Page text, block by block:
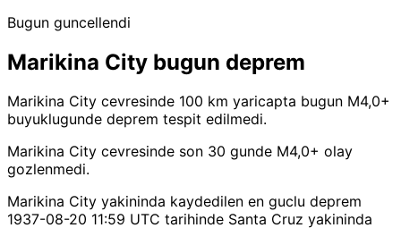
Bugun guncellendi
Marikina City bugun deprem
Marikina City cevresinde 100 km yaricapta bugun M4,0+
buyuklugunde deprem tespit edilmedi.
Marikina City cevresinde son 30 gunde M4,0+ olay
gozlenmedi.
Marikina City yakininda kaydedilen en guclu deprem
1937-08-20 11:59 UTC tarihinde Santa Cruz yakininda